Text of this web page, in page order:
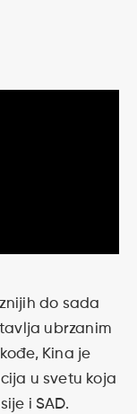
do sada
ubrzanim
Kina je
u svetu koja
i SAD.